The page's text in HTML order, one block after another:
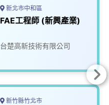
新北市中和區
FAE工程師 (新興產業)
台楚高新技術有限公司
新竹縣竹北市